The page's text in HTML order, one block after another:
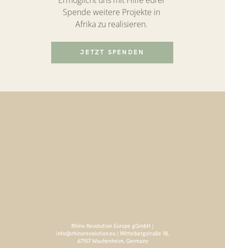
Spende weitere Projekte in
Afrika zu realisieren.
JETZT SPENDEN
Rhino Revolution Europe gGmbH |
info@rhinorevolution.eu | Mittelbergstraße 18,
67157 Wachenheim, Germany